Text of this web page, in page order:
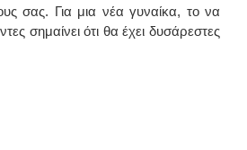
σας. Για μια νέα γυναίκα, το να
σημαίνει ότι θα έχει δυσάρεστες